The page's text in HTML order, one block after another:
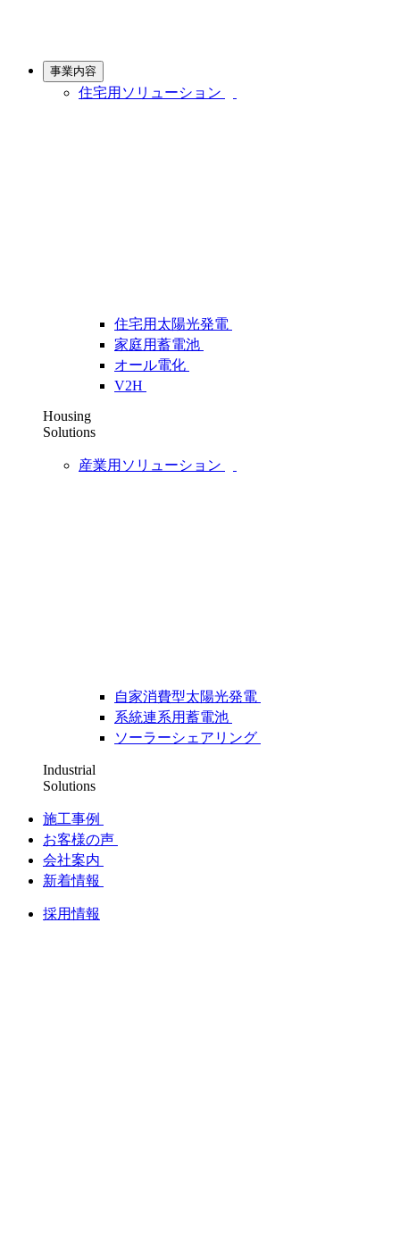
事業内容
住宅用ソリューション
住宅用太陽光発電
家庭用蓄電池
オール電化
V2H
Housing
Solutions
産業用ソリューション
自家消費型太陽光発電
系統連系用蓄電池
ソーラーシェアリング
Industrial
Solutions
施工事例
お客様の声
会社案内
新着情報
採用情報